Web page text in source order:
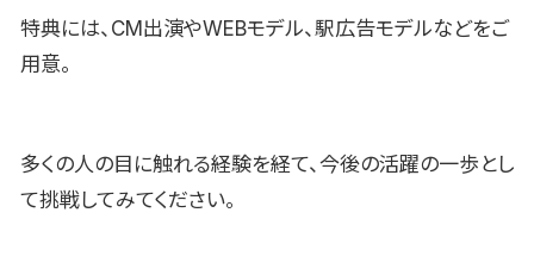
特典には、CM出演やWEBモデル、駅広告モデルなどをご
用意。
多くの人の目に触れる経験を経て、今後の活躍の一歩とし
て挑戦してみてください。